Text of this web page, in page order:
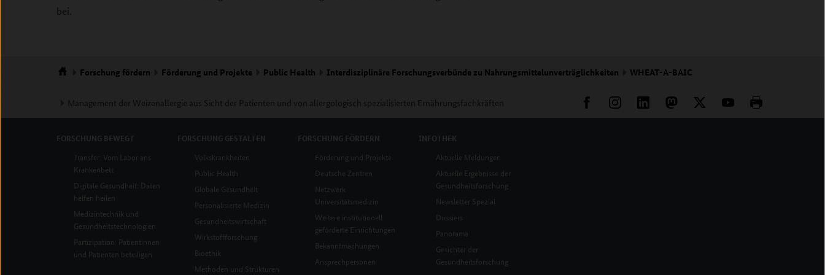
bei.
Forschung fördern Förderung und Projekte Public Health Interdisziplinäre Forschungsverbünde zu Nahrungsmittelunverträglichkeiten WHEAT-A-BAIC
Management der Weizenallergie aus Sicht der Patienten und von allergologisch spezialisierten Ernährungsfachkräften
FORSCHUNG BEWEGT
Transfer: Vom Labor ans
Krankenbett
Digitale Gesundheit: Daten
helfen heilen
Medizintechnik und
Gesundheitstechnologien
Partizipation: Patientinnen
und Patienten beteiligen
FORSCHUNG GESTALTEN
Volkskrankheiten
Public Health
Globale Gesundheit
Personalisierte Medizin
Gesundheitswirtschaft
Wirkstoffforschung
Bioethik
Methoden und Strukturen
FORSCHUNG FÖRDERN
Förderung und Projekte
Deutsche Zentren
Netzwerk
Universitätsmedizin
Weitere institutionell
geförderte Einrichtungen
Bekanntmachungen
Ansprechpersonen
INFOTHEK
Aktuelle Meldungen
Aktuelle Ergebnisse der
Gesundheitsforschung
Newsletter Spezial
Dossiers
Panorama
Gesichter der
Gesundheitsforschung